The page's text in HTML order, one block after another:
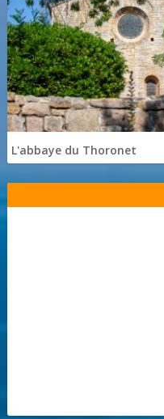
L'abbaye du Thoronet